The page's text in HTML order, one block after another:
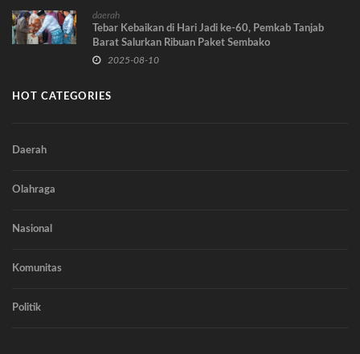
daerah
Tebar Kebaikan di Hari Jadi ke-60, Pemkab Tanjab
Barat Salurkan Ribuan Paket Sembako
2025-08-10
HOT CATEGORIES
Daerah
Olahraga
Nasional
Komunitas
Politik